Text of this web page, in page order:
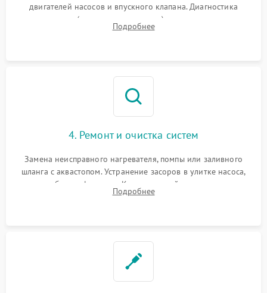
двигателей насосов и впускного клапана. Диагностика
прессостата (датчика уровня воды), датчика мутности,
концевика дверцы и электронного модуля управления.
Подробнее
4. Ремонт и очистка систем
Замена неисправного нагревателя, помпы или заливного
шланга с аквастопом. Устранение засоров в улитке насоса,
патрубках и фильтрах. Компонентный ремонт платы
управления, восстановление поврежденной проводки.
Подробнее